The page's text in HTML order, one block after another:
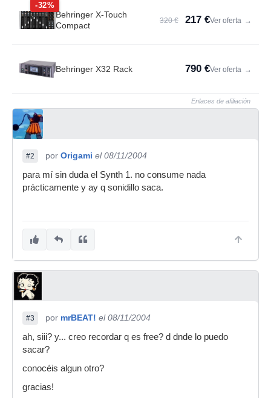
-32%
Behringer X-Touch
Compact
320 € 217 €Ver oferta →
Behringer X32 Rack 790 €Ver oferta →
Enlaces de afiliación
#2 por Origami el 08/11/2004
para mí sin duda el Synth 1. no consume nada
prácticamente y ay q sonidillo saca.
#3 por mrBEAT! el 08/11/2004
ah, siii? y... creo recordar q es free? d dnde lo puedo
sacar?
conocéis algun otro?
gracias!